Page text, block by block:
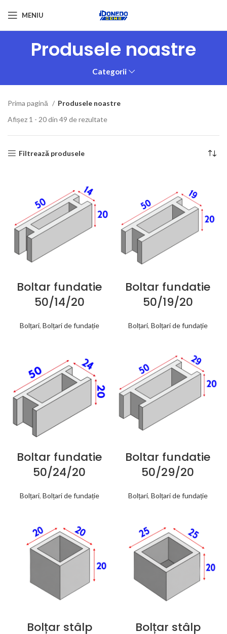
MENIU
Produsele noastre
Categorii
Prima pagină
Produsele noastre
Afișez 1 - 20 din 49 de rezultate
Filtrează produsele
Boltar fundatie
50/14/20
Bolțari, Bolțari de fundație
Boltar fundatie
50/19/20
Bolțari, Bolțari de fundație
Boltar fundatie
50/24/20
Bolțari, Bolțari de fundație
Boltar fundatie
50/29/20
Bolțari, Bolțari de fundație
Bolțar stâlp
Bolțar stâlp